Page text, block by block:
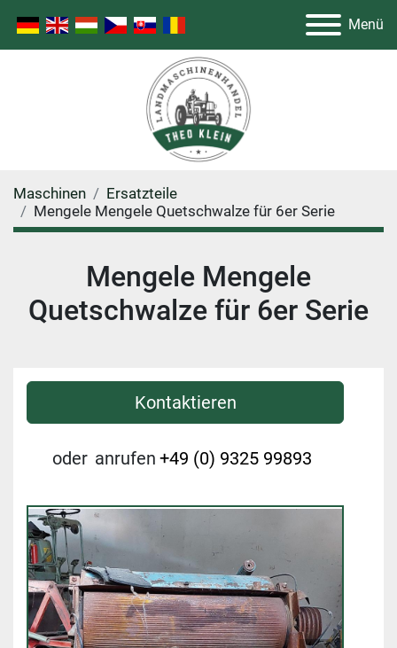
Menü
Maschinen
Ersatzteile
Mengele Mengele Quetschwalze für 6er Serie
Mengele Mengele
Quetschwalze für 6er Serie
Kontaktieren
oder anrufen +49 (0) 9325 99893